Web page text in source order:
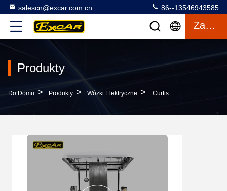
salescn@excar.com.cn 86--13546943585
Zacytować
Produkty
Do Domu > Produkty > Wózki Elektryczne > Curtis Controller 2 Person Mini Wózki Elektryczne O Podwyższonej Zdolności Kierowania